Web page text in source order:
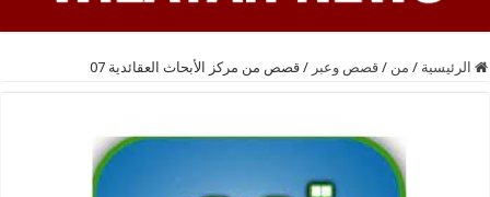
الرئيسية / من / قصص وعبر / قصص من مركز الأبحاث العقائدية 07